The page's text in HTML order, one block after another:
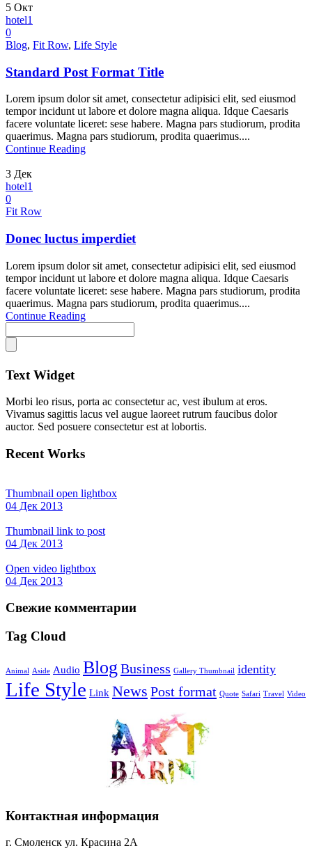
5 Окт
hotel1
0
Blog, Fit Row, Life Style
Standard Post Format Title
Lorem ipsum dolor sit amet, consectetur adipisici elit, sed eiusmod
tempor incidunt ut labore et dolore magna aliqua. Idque Caesaris
facere voluntate liceret: sese habere. Magna pars studiorum, prodita
quaerimus. Magna pars studiorum, prodita quaerimus....
Continue Reading
3 Дек
hotel1
0
Fit Row
Donec luctus imperdiet
Lorem ipsum dolor sit amet, consectetur adipisici elit, sed eiusmod
tempor incidunt ut labore et dolore magna aliqua. Idque Caesaris
facere voluntate liceret: sese habere. Magna pars studiorum, prodita
quaerimus. Magna pars studiorum, prodita quaerimus....
Continue Reading
Text Widget
Morbi leo risus, porta ac consectetur ac, vest ibulum at eros.
Vivamus sagittis lacus vel augue laoreet rutrum faucibus dolor
auctor. Sed posuere consectetur est at lobortis.
Recent Works
Thumbnail open lightbox
04 Дек 2013
Thumbnail link to post
04 Дек 2013
Open video lightbox
04 Дек 2013
Свежие комментарии
Tag Cloud
Animal Aside Audio Blog Business Gallery Thumbnail identity
Life Style Link News Post format Quote Safari Travel Video
Контактная информация
г. Смоленск ул. Красина 2А